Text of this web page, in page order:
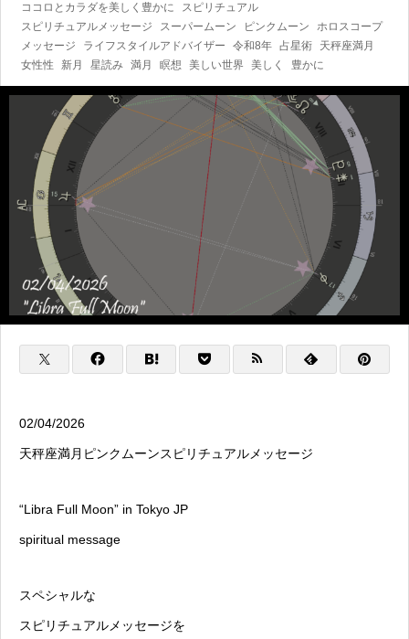
ココロとカラダを美しく豊かに
スピリチュアル
スピリチュアルメッセージ
スーパームーン ピンクムーン
ホロスコープ
メッセージ
ライフスタイルアドバイザー 令和8年 占星術
天秤座満月
女性性
新月 星読み 満月 瞑想 美しい世界 美しく 豊かに
02/04/2026
天秤座満月ピンクムーンスピリチュアルメッセージ
“Libra Full Moon” in Tokyo JP
spiritual message
スペシャルな
スピリチュアルメッセージを